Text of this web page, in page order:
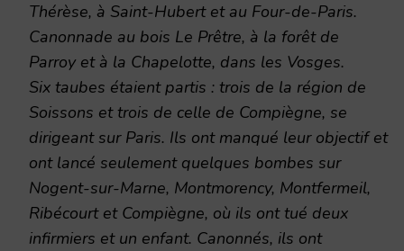
Thérèse, à Saint-Hubert et au Four-de-Paris.
Canonnade au bois Le Prêtre, à la forêt de
Parroy et à la Chapelotte, dans les Vosges.
Six taubes étaient partis : trois de la région de
Soissons et trois de celle de Compiègne, se
dirigeant sur Paris. Ils ont manqué leur objectif et
ont lancé seulement quelques bombes sur
Nogent-sur-Marne, Montmorency, Montfermeil,
Ribécourt et Compiègne, où ils ont tué deux
infirmiers et un enfant. Canonnés, ils ont